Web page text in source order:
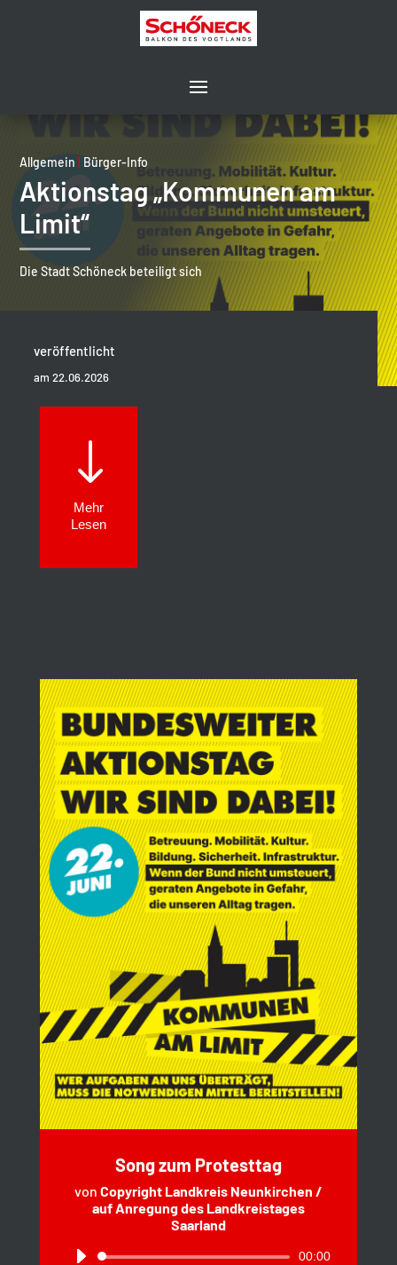
Allgemein Bürger-Info
Aktionstag „Kommunen am
Limit“
Die Stadt Schöneck beteiligt sich
veröffentlicht
am 22.06.2026
"
Mehr
Lesen
Song zum Protesttag
von Copyright Landkreis Neunkirchen /
auf Anregung des Landkreistages
Saarland
Audio-
00:00